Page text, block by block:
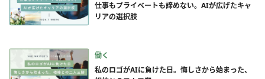
仕事もプライベートも諦めない。AIが広げたキャ
リアの選択肢
働く
私のロゴがAIに負けた日。悔しさから始まった、